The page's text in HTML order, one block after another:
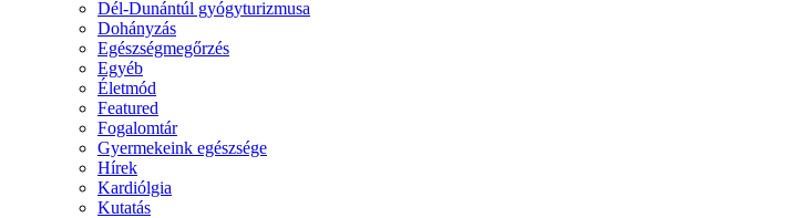
Dél-Dunántúl gyógyturizmusa
Dohányzás
Egészségmegőrzés
Egyéb
Életmód
Featured
Fogalomtár
Gyermekeink egészsége
Hírek
Kardiólgia
Kutatás